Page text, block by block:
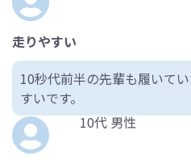
走りやすい
10秒代前半の先輩も履いて
すいです。
10代 男性